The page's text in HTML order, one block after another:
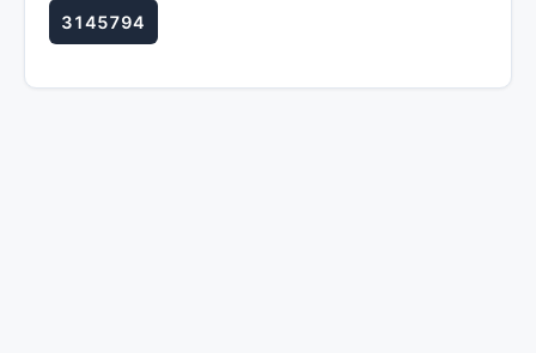
3145794